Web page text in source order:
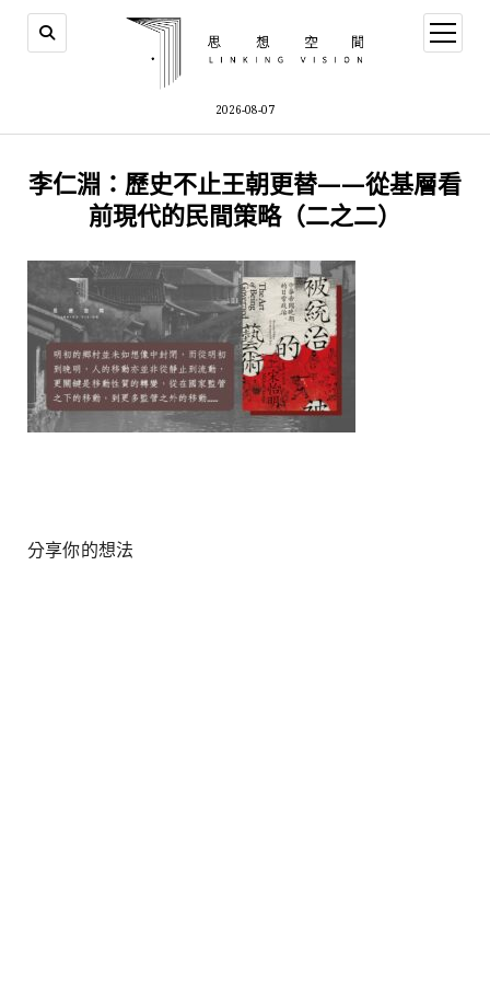
2026-08-07
open
menu
李仁淵：歷史不止王朝更替——從基層看
前現代的民間策略（二之二）
分享你的想法